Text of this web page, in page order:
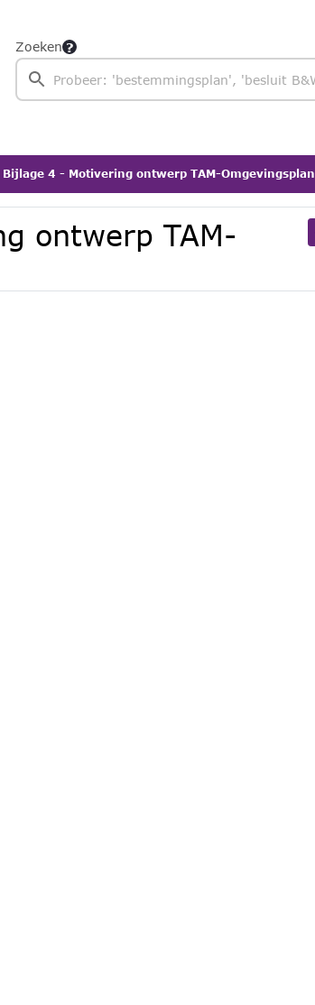
Zoeken
Bijlage 4 - Motivering ontwerp TAM-Omgevingsplan
ontwerp TAM-